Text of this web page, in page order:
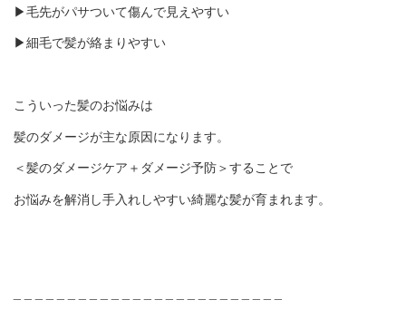
▶︎毛先がパサついて傷んで見えやすい
▶︎細毛で髪が絡まりやすい
こういった髪のお悩みは
髪のダメージが主な原因になります。
＜髪のダメージケア＋ダメージ予防＞することで
お悩みを解消し手入れしやすい綺麗な髪が育まれます。